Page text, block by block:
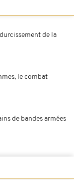
de la
le combat
de bandes armées